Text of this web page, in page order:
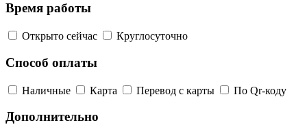
Время работы
Открыто сейчас Круглосуточно
Способ оплаты
Наличные Карта Перевод с карты По Qr-коду
Дополнительно